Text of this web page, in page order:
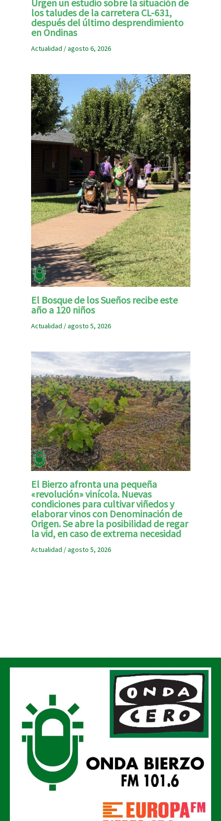
Urgen un estudio sobre la situación de
los taludes de la carretera CL-631,
después del último desprendimiento
en Ondinas
Actualidad /agosto 6, 2026
El Bosque de los Sueños recibe este
año a 120 niños
Actualidad /agosto 5, 2026
El Bierzo afronta una pequeña
«revolución» vinícola. Nuevas
condiciones para cultivar viñedos y
elaborar vinos con Denominación de
Origen. Se abre la posibilidad de regar
la vid, en caso de extrema necesidad
Actualidad /agosto 5, 2026